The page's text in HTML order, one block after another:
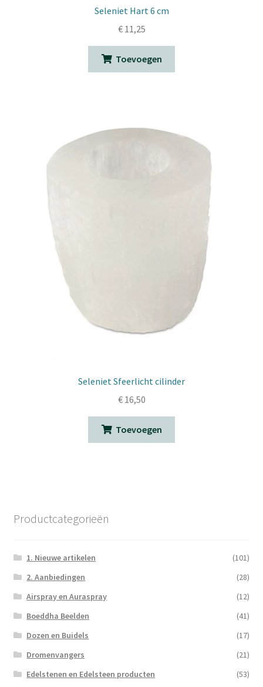
Seleniet Hart 6 cm
€11,25
Toevoegen
Seleniet Sfeerlicht cilinder
€16,50
Toevoegen
Productcategorieën
1. Nieuwe artikelen
(101)
2. Aanbiedingen
(28)
Airspray en Auraspray
(12)
Boeddha Beelden
(41)
Dozen en Buidels
(17)
Dromenvangers
(21)
Edelstenen en Edelsteen producten
(53)